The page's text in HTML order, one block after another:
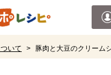
。
いて > 豚肉と大豆のクリーム